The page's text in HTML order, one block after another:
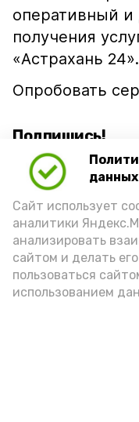
данных
Сайт использует
аналитики
анализировать
сайтом и делать
пользоваться
использованием
оперативный и
получения
«Астрахань 24».
Опробовать
Подпишись!
А24 в MAX